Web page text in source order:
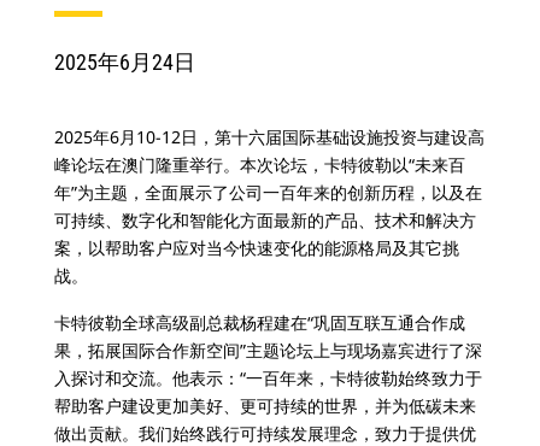
2025年6月24日
2025年6月10-12日，第十六届国际基础设施投资与建设高
峰论坛在澳门隆重举行。本次论坛，卡特彼勒以“未来百
年”为主题，全面展示了公司一百年来的创新历程，以及在
可持续、数字化和智能化方面最新的产品、技术和解决方
案，以帮助客户应对当今快速变化的能源格局及其它挑
战。
卡特彼勒全球高级副总裁杨程建在“巩固互联互通合作成
果，拓展国际合作新空间”主题论坛上与现场嘉宾进行了深
入探讨和交流。他表示：“一百年来，卡特彼勒始终致力于
帮助客户建设更加美好、更可持续的世界，并为低碳未来
做出贡献。我们始终践行可持续发展理念，致力于提供优